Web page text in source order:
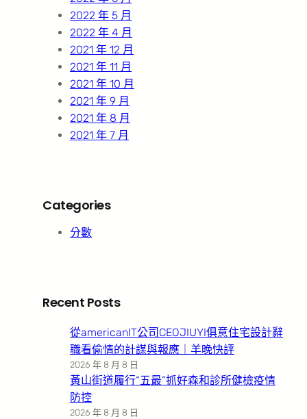
2022 年 5 月
2022 年 4 月
2021 年 12 月
2021 年 11 月
2021 年 10 月
2021 年 9 月
2021 年 8 月
2021 年 7 月
Categories
分數
Recent Posts
從americanIT公司CEOJIUYI俱意住宅設計辭
職看偷情的計謀與報應｜羊晚快評
2026 年 8 月 8 日
黃山街道履行“五最”抓好森和診所健檢疫情
防控
2026 年 8 月 8 日